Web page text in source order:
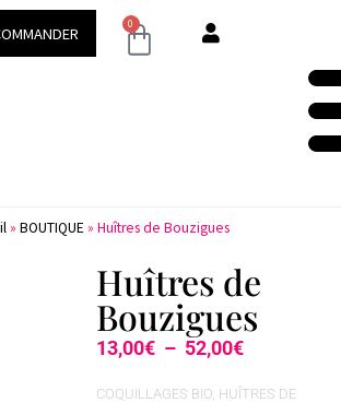
0
» BOUTIQUE» Huîtres de Bouzigues
Huîtres de
Bouzigues
13,00€ – 52,00€
COQUILLAGES BIO HUÎTRES DE